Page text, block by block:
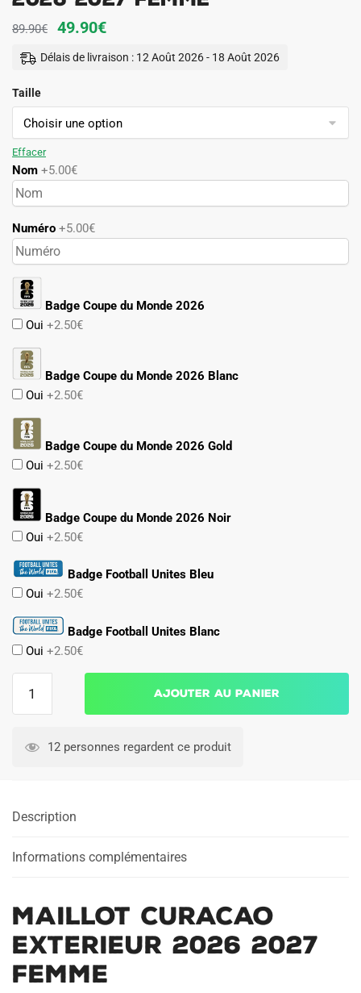
89.90€
Le
prix
89.90€.
49.90€Le
prix
49.90€.
Délais de livraison : 12 Août 2026 - 18 Août 2026
Taille
Effacer
Nom +5.00€
Numéro +5.00€
Badge Coupe du Monde 2026
Oui +2.50€
Badge Coupe du Monde 2026 Blanc
Oui +2.50€
Badge Coupe du Monde 2026 Gold
Oui +2.50€
Badge Coupe du Monde 2026 Noir
Oui +2.50€
Badge Football Unites Bleu
Oui +2.50€
Badge Football Unites Blanc
Oui +2.50€
Curacao
Femme
Ajouter au panier
12 personnes regardent ce produit
Description
Informations complémentaires
Maillot Curacao
Exterieur 2026 2027
Femme